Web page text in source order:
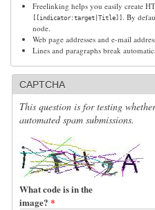
Freelinking helps you easily create
[[indicator:target|Title]] . By
node.
Web page addresses and e-mail
Lines and paragraphs break
CAPTCHA
This question is for testing
automated spam submissions.
What code is in the
image? *